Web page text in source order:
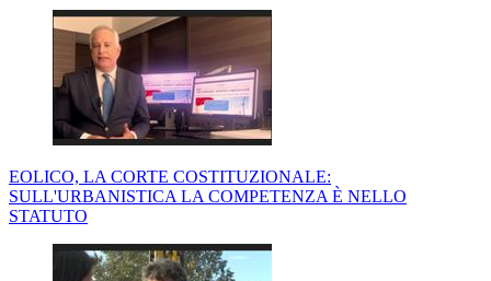
EOLICO, LA CORTE COSTITUZIONALE:
SULL'URBANISTICA LA COMPETENZA È NELLO
STATUTO